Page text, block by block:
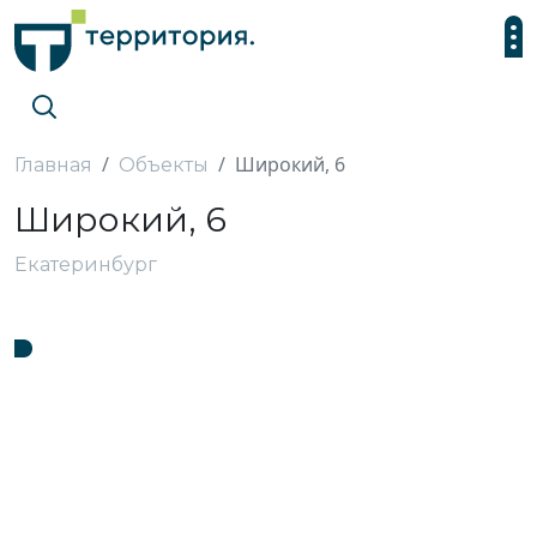
Главная Объекты Широкий, 6
Широкий, 6
Екатеринбург